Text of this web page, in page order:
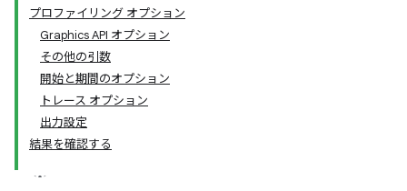
プロファイリング オプション
Graphics API オプション
その他の引数
開始と期間のオプション
トレース オプション
出力設定
結果を確認する